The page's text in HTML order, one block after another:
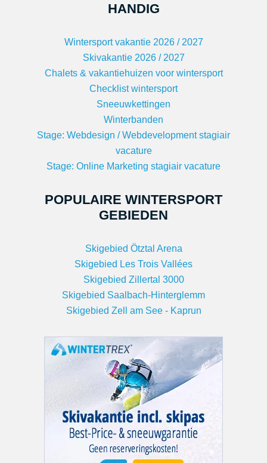
HANDIG
Wintersport vakantie 2026 / 2027
Skivakantie 2026 / 2027
Chalets & vakantiehuizen voor wintersport
Checklist wintersport
Sneeuwkettingen
Winterbanden
Stage: Webdesign / Webdevelopment stagiair
vacature
Stage: Online Marketing stagiair vacature
POPULAIRE WINTERSPORT
GEBIEDEN
Skigebied Ötztal Arena
Skigebied Les Trois Vallées
Skigebied Zillertal 3000
Skigebied Saalbach-Hinterglemm
Skigebied Zell am See - Kaprun